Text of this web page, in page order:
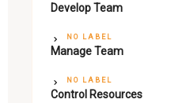
Develop Team
NO LABEL
Manage Team
NO LABEL
Control Resources